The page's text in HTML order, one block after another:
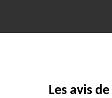
Les avis